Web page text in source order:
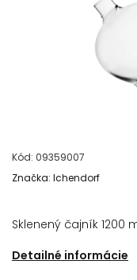
Kód: 09359007
Sklenený čajník 1200
Detailné informácie
Značka: Ichendorf